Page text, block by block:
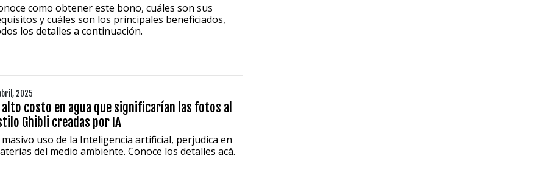
como obtener este bono, cuáles son sus
y cuáles son los principales beneficiados,
los detalles a continuación.
2025
alto costo en agua que significarían las fotos al
Ghibli creadas por IA
masivo uso de la Inteligencia artificial, perjudica en
del medio ambiente. Conoce los detalles acá.
Aviso legal
Política de privacidad
Configuración de Cookies
Valores Pautas publicitarias Presidenciales 2025